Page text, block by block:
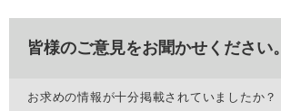
皆様のご意見をお聞かせください。
お求めの情報が十分掲載されていましたか？